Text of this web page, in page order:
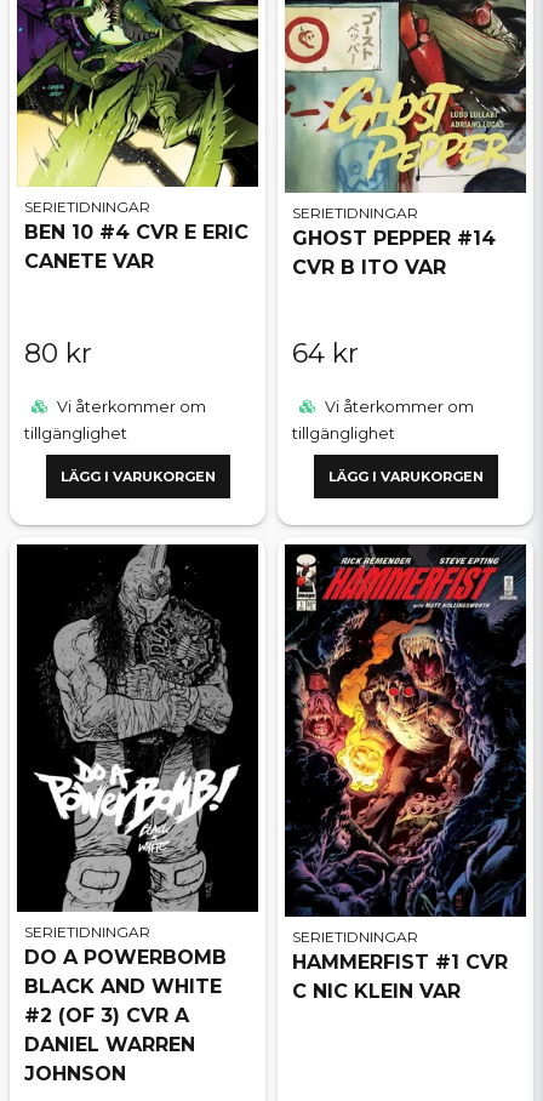
SERIETIDNINGAR
BEN 10 #4 CVR E ERIC
CANETE VAR
80 kr
Vi återkommer om
tillgänglighet
LÄGG I VARUKORGEN
SERIETIDNINGAR
GHOST PEPPER #14
CVR B ITO VAR
64 kr
Vi återkommer om
tillgänglighet
LÄGG I VARUKORGEN
SERIETIDNINGAR
DO A POWERBOMB
BLACK AND WHITE
#2 (OF 3) CVR A
DANIEL WARREN
JOHNSON
SERIETIDNINGAR
HAMMERFIST #1 CVR
C NIC KLEIN VAR